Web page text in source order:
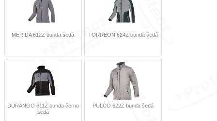
MERIDA 612Z bunda šedá TORREON 624Z bunda šedá
DURANGO 611Z bunda černo
šedá
PULCO 622Z bunda šedá